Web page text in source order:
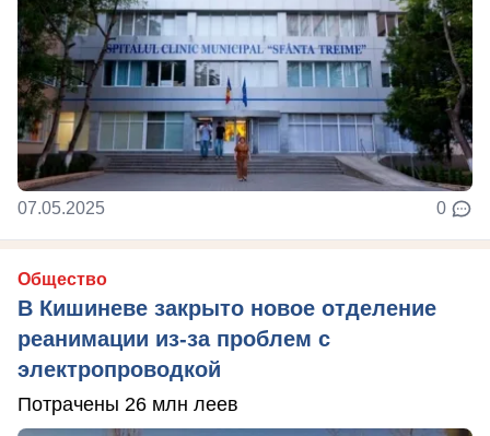
07.05.2025 0
Общество
В Кишиневе закрыто новое отделение
реанимации из-за проблем с
электропроводкой
Потрачены 26 млн леев